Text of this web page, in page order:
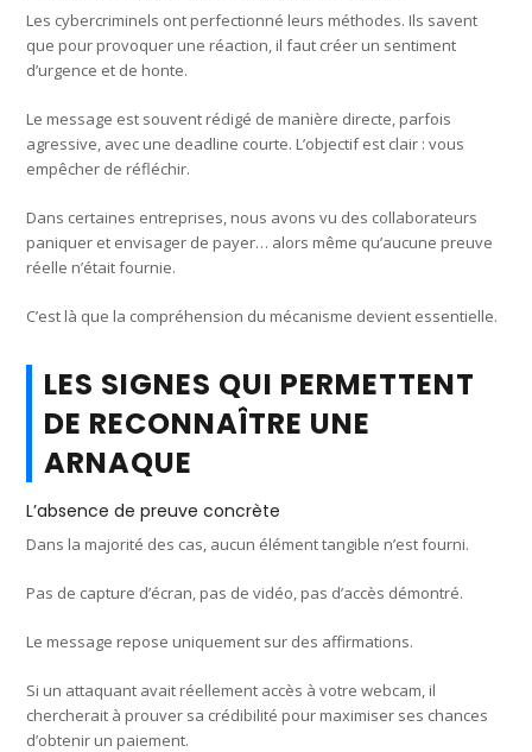
Les cybercriminels ont perfectionné leurs méthodes. Ils savent
que pour provoquer une réaction, il faut créer un sentiment
d’urgence et de honte.
Le message est souvent rédigé de manière directe, parfois
agressive, avec une deadline courte. L’objectif est clair : vous
empêcher de réfléchir.
Dans certaines entreprises, nous avons vu des collaborateurs
paniquer et envisager de payer… alors même qu’aucune preuve
réelle n’était fournie.
C’est là que la compréhension du mécanisme devient essentielle.
LES SIGNES QUI PERMETTENT
DE RECONNAÎTRE UNE
ARNAQUE
L’absence de preuve concrète
Dans la majorité des cas, aucun élément tangible n’est fourni.
Pas de capture d’écran, pas de vidéo, pas d’accès démontré.
Le message repose uniquement sur des affirmations.
Si un attaquant avait réellement accès à votre webcam, il
chercherait à prouver sa crédibilité pour maximiser ses chances
d’obtenir un paiement.